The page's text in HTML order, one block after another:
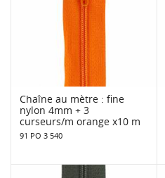
Chaîne au mètre : fine
nylon 4mm + 3
curseurs/m orange x10 m
91 PO 3 540